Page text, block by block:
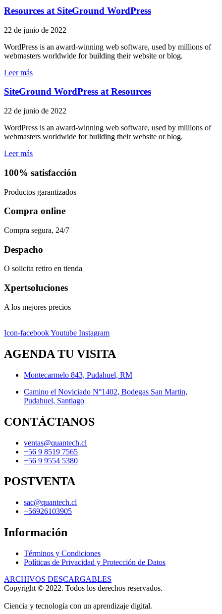
Resources at SiteGround WordPress
22 de junio de 2022
WordPress is an award-winning web software, used by millions of
webmasters worldwide for building their website or blog.
Leer más
SiteGround WordPress at Resources
22 de junio de 2022
WordPress is an award-winning web software, used by millions of
webmasters worldwide for building their website or blog.
Leer más
100% satisfacción
Productos garantizados
Compra online
Compra segura, 24/7
Despacho
O solicita retiro en tienda
Xpertsoluciones
A los mejores precios
Icon-facebookYoutube Instagram
AGENDA TU VISITA
Montecarmelo 843, Pudahuel, RM
Camino el Noviciado N°1402, Bodegas San Martin,
Pudahuel, Santiago
CONTÁCTANOS
ventas@quantech.cl
+56 9 8519 7565
+56 9 9554 5380
POSTVENTA
sac@quantech.cl
+56926103905
Información
Términos y Condiciones
Políticas de Privacidad y Protección de Datos
ARCHIVOS DESCARGABLES
Copyright © 2022. Todos los derechos reservados.
Ciencia y tecnología con un aprendizaje digital.